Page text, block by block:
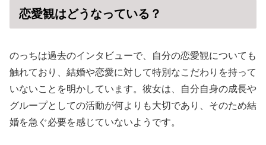
恋愛観はどうなっている？
のっちは過去のインタビューで、自分の恋愛観についても
触れており、結婚や恋愛に対して特別なこだわりを持って
いないことを明かしています。彼女は、自分自身の成長や
グループとしての活動が何よりも大切であり、そのため結
婚を急ぐ必要を感じていないようです。